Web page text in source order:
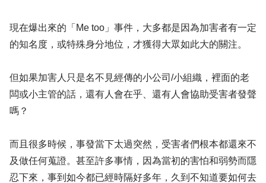
現在爆出來的「Me too」事件，大多都是因為加害者有一定
的知名度，或特殊身分地位，才獲得大眾如此大的關注。
但如果加害人只是名不見經傳的小公司/小組織，裡面的老
闆或小主管的話，還有人會在乎、還有人會協助受害者發聲
嗎？
而且很多時候，事發當下太過突然，受害者們根本都還來不
及做任何蒐證。甚至許多事情，因為當初的害怕和弱勢而隱
忍下來，事到如今都已經時隔好多年，久到不知道要如何去